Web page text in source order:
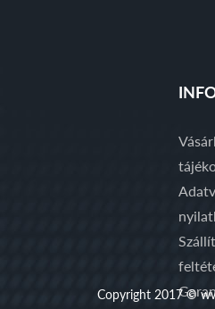
Copyright 2017 ©